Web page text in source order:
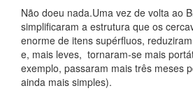
Não doeu nada.Uma vez de volta ao
simplificaram a estrutura que os
enorme de itens supérfluos,
e, mais leves, tornaram-se mais
exemplo, passaram mais três meses
ainda mais simples).